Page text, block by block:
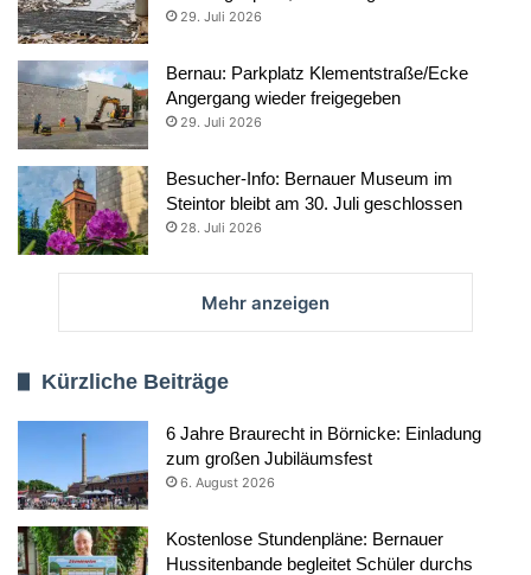
29. Juli 2026
Bernau: Parkplatz Klementstraße/Ecke
Angergang wieder freigegeben
29. Juli 2026
Besucher-Info: Bernauer Museum im
Steintor bleibt am 30. Juli geschlossen
28. Juli 2026
Mehr anzeigen
Kürzliche Beiträge
6 Jahre Braurecht in Börnicke: Einladung
zum großen Jubiläumsfest
6. August 2026
Kostenlose Stundenpläne: Bernauer
Hussitenbande begleitet Schüler durchs